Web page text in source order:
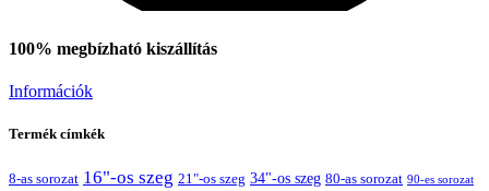
100% megbízható kiszállítás
Információk
Termék címkék
8-as sorozat 16"-os szeg 21"-os szeg 34"-os szeg 80-as sorozat 90-es sorozat